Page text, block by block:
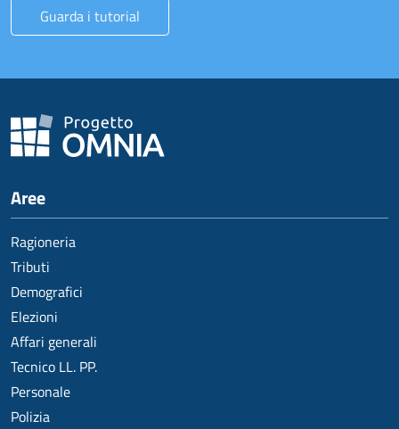
Guarda i tutorial
Aree
Ragioneria
Tributi
Demografici
Elezioni
Affari generali
Tecnico LL. PP.
Personale
Polizia